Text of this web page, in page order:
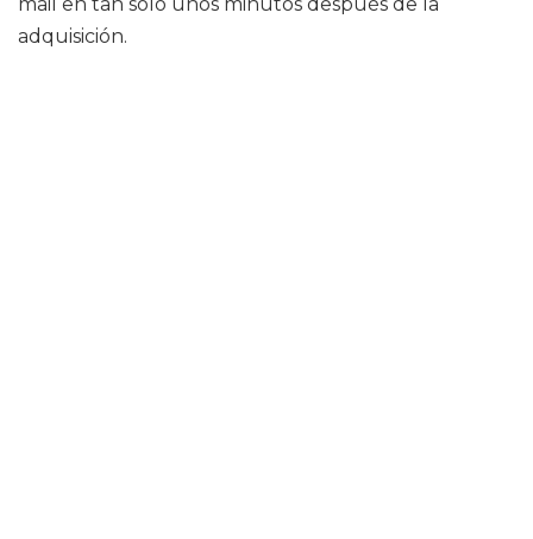
adquisición.